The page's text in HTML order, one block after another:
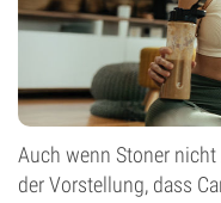
Auch wenn Stoner
der Vorstellung, dass